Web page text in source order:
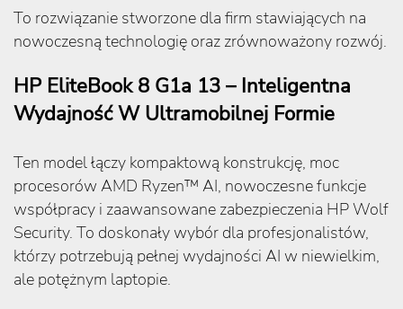
To rozwiązanie stworzone dla firm stawiających na
nowoczesną technologię oraz zrównoważony rozwój.
HP EliteBook 8 G1a 13 – Inteligentna
Wydajność W Ultramobilnej Formie
Ten model łączy kompaktową konstrukcję, moc
procesorów AMD Ryzen™ AI, nowoczesne funkcje
współpracy i zaawansowane zabezpieczenia HP Wolf
Security. To doskonały wybór dla profesjonalistów,
którzy potrzebują pełnej wydajności AI w niewielkim,
ale potężnym laptopie.